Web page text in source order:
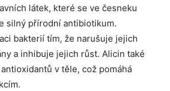
látek,⁢ které se ​ve česneku
silný přírodní antibiotikum.
bakterií tím, že narušuje jejich
a inhibuje jejich růst. Alicin⁣ také
v těle, což​ pomáhá